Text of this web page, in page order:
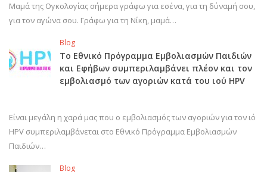
Μαμά της Ογκολογίας σήμερα γράφω για εσένα, για τη δύναμή σου,
για τον αγώνα σου. Γράφω για τη Νίκη, μαμά…
Blog
Το Εθνικό Πρόγραμμα Εμβολιασμών Παιδιών
και Εφήβων συμπεριλαμβάνει πλέον και τον
εμβολιασμό των αγοριών κατά του ιού HPV
Είναι μεγάλη η χαρά μας που ο εμβολιασμός των αγοριών για τον ιό
HPV συμπεριλαμβάνεται στο Εθνικό Πρόγραμμα Εμβολιασμών
Παιδιών…
Blog